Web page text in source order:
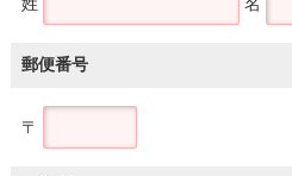
郵便番号
〒